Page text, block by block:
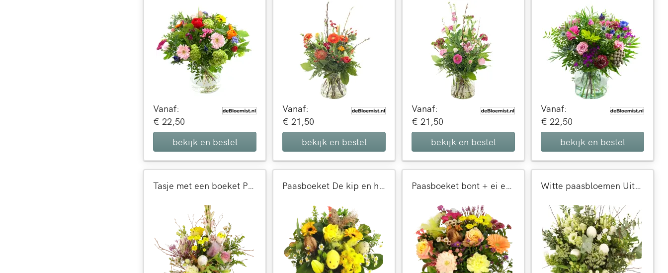
Vanaf:
€ 22,50
bekijk en bestel
Vanaf:
€ 21,50
bekijk en bestel
Vanaf:
€ 21,50
bekijk en bestel
Vanaf:
€ 22,50
bekijk en bestel
Tasje met een boeket Paasbloemen Paasboeket De kip en het ei Paasboeket bont + ei en veren Witte paasbloemen Uitbundig boeket